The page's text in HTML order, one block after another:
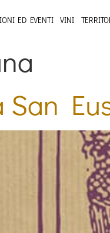
ED EVENTI VINI
San